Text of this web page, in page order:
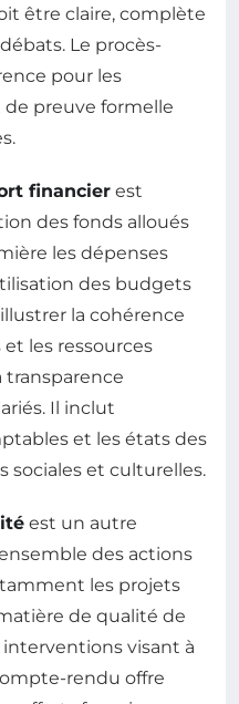
être claire, complète
Le procès-
pour les
de preuve formelle
financier est
des fonds alloués
les dépenses
des budgets
la cohérence
les ressources
transparence
Il inclut
et les états des
sociales et culturelles.
est un autre
des actions
les projets
de qualité de
interventions visant à
rendu offre